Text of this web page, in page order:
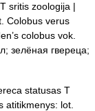
sritis zoologija |
Colobus verus
colobus vok.
зелёная гвереца;
statusas T
atitikmenys: lot.